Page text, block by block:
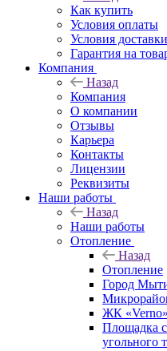
Как купить
Условия оплаты
Условия доставки
Гарантия на
Компания
Назад
Компания
О компании
Отзывы
Карьера
Контакты
Лицензии
Реквизиты
Наши работы
Назад
Наши работы
Отопление
Назад
Отопление
Город
ЖК
Площадка
угольного